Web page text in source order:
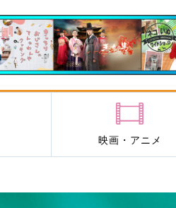
映画・アニメ